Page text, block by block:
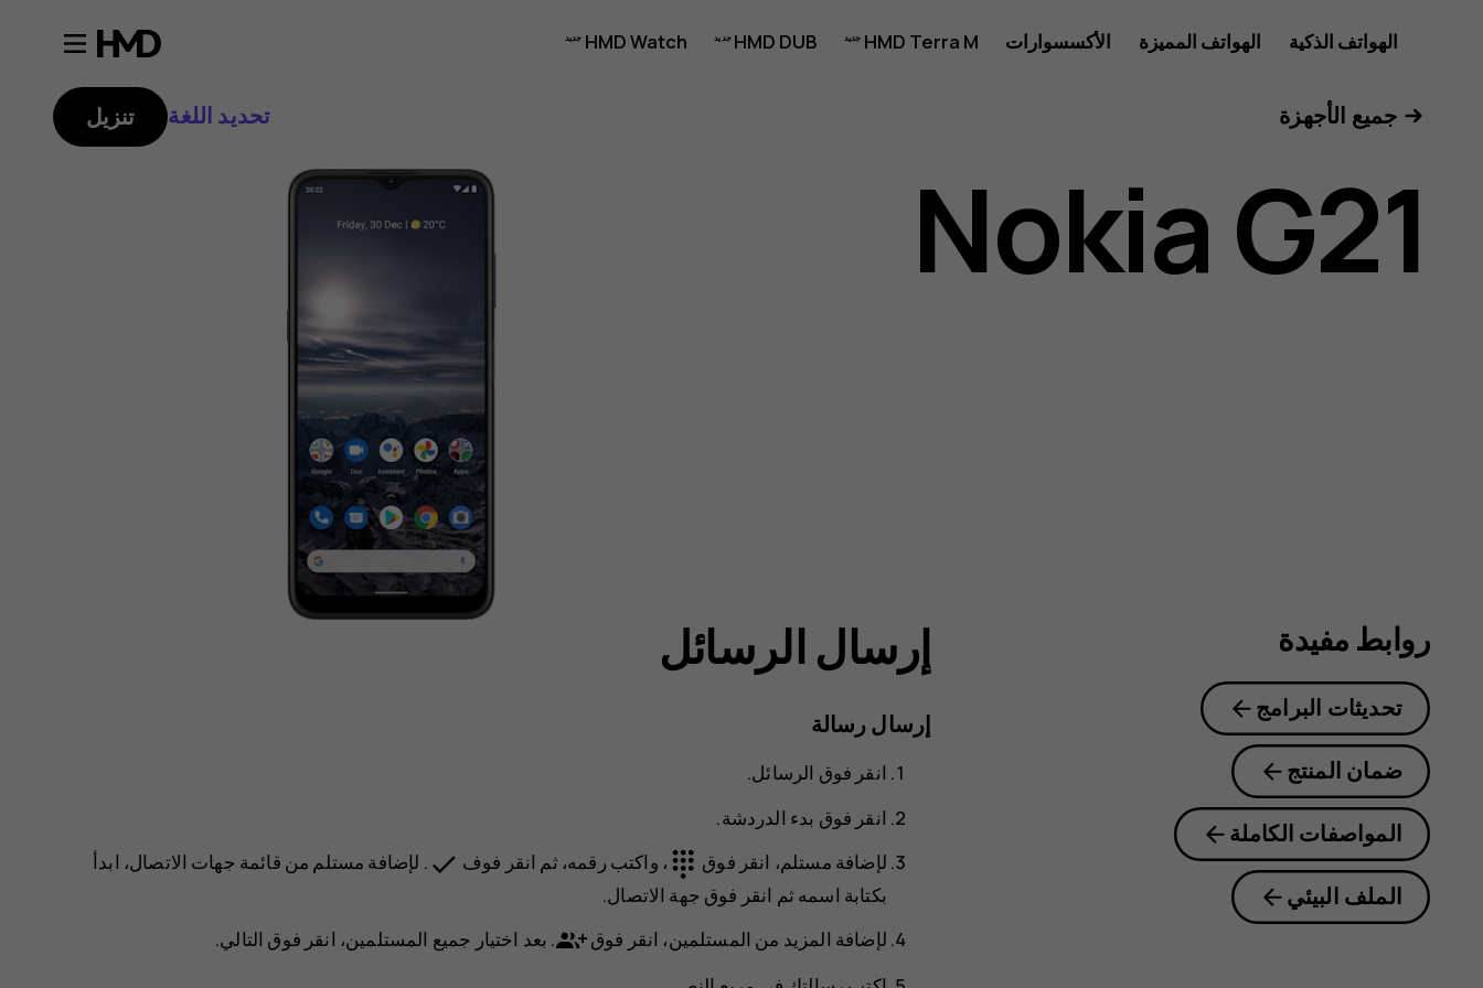
دليل
مستخدم
Nokia
الهواتف الذكية الهواتف المميزة الأكسسوارات HMD Terra M
HMD DUB
HMD Watch
جميع الأجهزة تحديد اللغة تنزيل
Nokia G21
إرسال الرسائل
إرسال رسالة
انقر فوق الرسائل.
انقر فوق بدء الدردشة.
لإضافة مستلم، انقر فوق dialpad ، واكتب رقمه، ثم انقر فوف done . لإضافة مستلم من قائمة جهات الاتصال، ابدأ
بكتابة اسمه ثم انقر فوق جهة الاتصال.
لإضافة المزيد من المستلمين، انقر فوق
. بعد اختيار جميع المستلمين، انقر فوق التالي.
روابط مفيدة
تحديثات البرامج
ضمان المنتج
المواصفات الكاملة
الملف البيئي